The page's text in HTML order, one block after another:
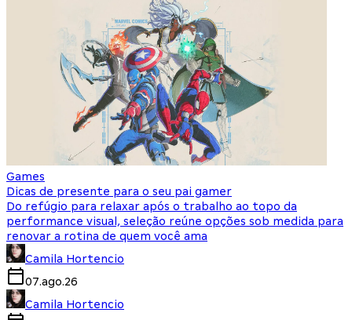
Games
Dicas de presente para o seu pai gamer
Do refúgio para relaxar após o trabalho ao topo da
performance visual, seleção reúne opções sob medida para
renovar a rotina de quem você ama
Camila Hortencio
07.ago.26
Camila Hortencio